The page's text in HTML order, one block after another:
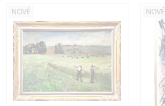
NOVÉ NOVÉ